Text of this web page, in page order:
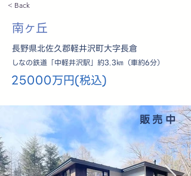
< Back
南ヶ丘
長野県北佐久郡軽井沢町大字長倉
しなの鉄道「中軽井沢駅」約3.3㎞（車約6分）
25000万円(税込)
販売中